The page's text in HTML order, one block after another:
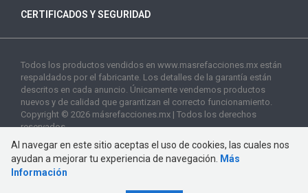
CERTIFICADOS Y SEGURIDAD
Todos los productos vendidos en www.masrefacciones.mx están
respaldados por el fabricante. Los detalles de la garantía están
descritos en cada anuncio. Únicamente vendemos productos
nuevos y de calidad que garantizan el correcto funcionamiento.
Copyright © 2026 másrefacciones.mx | Todos los derechos
reservados
Al navegar en este sitio aceptas el uso de cookies, las cuales nos
ayudan a mejorar tu experiencia de navegación.
Más
Información